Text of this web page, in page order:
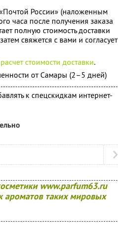
России» (наложенным
часа после получения заказа
полную стоимость доставки
свяжется с вами и согласует
стоимости доставки.
от Самары (2–5 дней)
к спецскидкам интернет-
www.parfum63.ru
ароматов таких мировых